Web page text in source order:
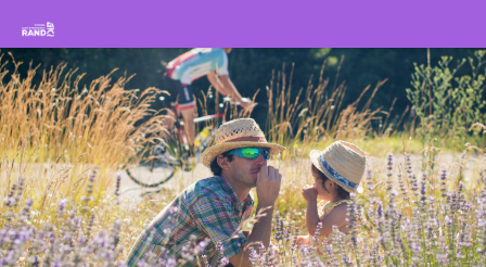
Rando Sisteron Buëch Baronnies Provençales